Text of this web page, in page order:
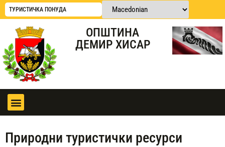
ТУРИСТИЧКА ПОНУДА
ОПШТИНА
ДЕМИР ХИСАР
Природни туристички ресурси